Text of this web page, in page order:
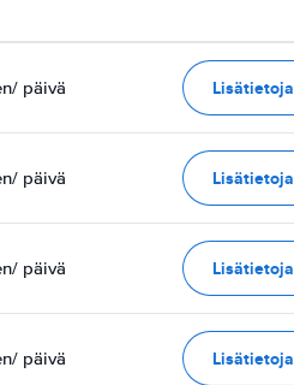
/ päivä Lisätietoja
/ päivä Lisätietoja
/ päivä Lisätietoja
/ päivä Lisätietoja